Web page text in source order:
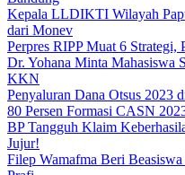
Kepala LLDIKTI Wilayah
dari Monev
Perpres RIPP Muat 6 Strategi,
Dr. Yohana Minta Mahasiswa
KKN
Penyaluran Dana Otsus 2023
80 Persen Formasi CASN
BP Tangguh Klaim
Jujur!
Filep Wamafma Beri